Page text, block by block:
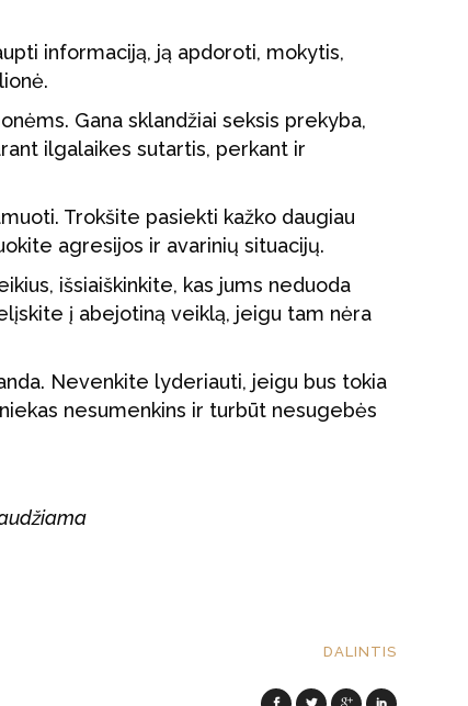
informaciją, ją apdoroti, mokytis,
Gana sklandžiai seksis prekyba,
ilgalaikes sutartis, perkant ir
Trokšite pasiekti kažko daugiau
agresijos ir avarinių situacijų.
išsiaiškinkite, kas jums neduoda
į abejotiną veiklą, jeigu tam nėra
Nevenkite lyderiauti, jeigu bus tokia
nesumenkins ir turbūt nesugebės
DALINTIS